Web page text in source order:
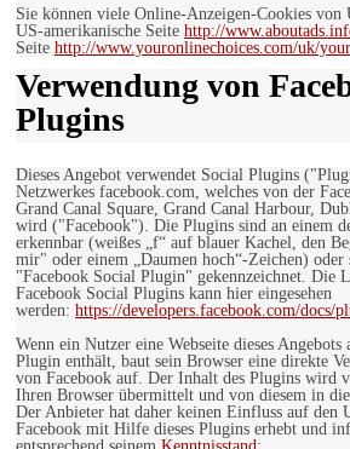
Sie können viele Online-Anzeigen-Cookies von
US-amerikanische Seite http://
Seite http://www.youronlinechoices.com/uk/
Verwendung von
Plugins
Dieses Angebot verwendet Social Plugins
Netzwerkes facebook.com, welches von der
Grand Canal Square, Grand Canal Harbour,
wird ("Facebook"). Die Plugins sind an einem
erkennbar (weißes „f“ auf blauer Kachel, den
mir" oder einem „Daumen hoch“-Zeichen)
"Facebook Social Plugin" gekennzeichnet. Die
Facebook Social Plugins kann hier eingesehen
werden: https://developers.facebook.com/docs/
Wenn ein Nutzer eine Webseite dieses
Plugin enthält, baut sein Browser eine direkte
von Facebook auf. Der Inhalt des Plugins wird
Ihren Browser übermittelt und von diesem in die
Der Anbieter hat daher keinen Einfluss auf den
Facebook mit Hilfe dieses Plugins erhebt und